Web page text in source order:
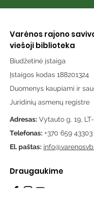
Varėnos rajono
viešoji biblioteka
Biudžetinė įstaiga
Įstaigos kodas 188201324
Duomenys kaupiami ir
Juridinių asmenų registre
Adresas: Vytauto g. 19,
Telefonas: +370 659 43303
El. paštas:
Draugaukime